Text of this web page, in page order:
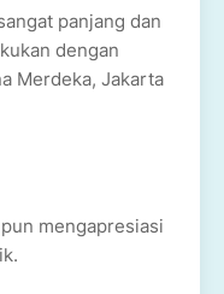
panjang dan
dengan
Merdeka, Jakarta
mengapresiasi